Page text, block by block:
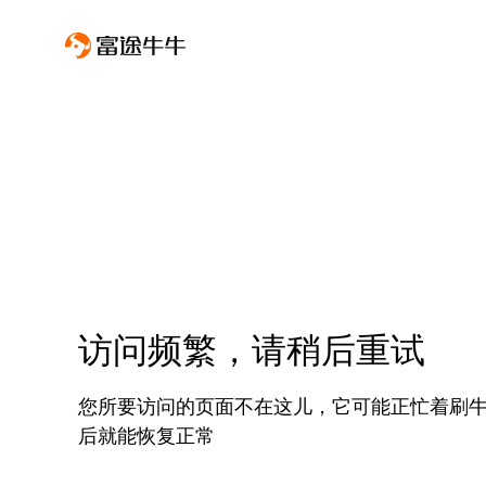
访问频繁，请稍后重试
您所要访问的页面不在这儿，它可能正忙着刷
后就能恢复正常